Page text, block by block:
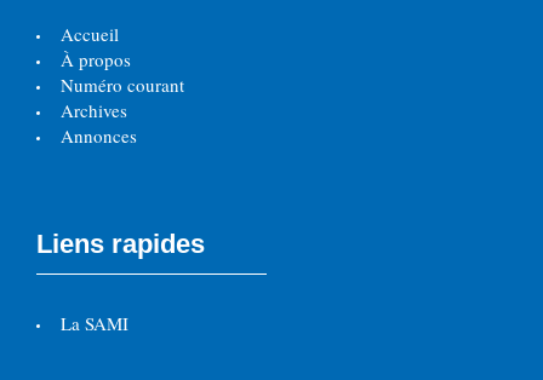
Accueil
À propos
Numéro courant
Archives
Annonces
Liens rapides
La SAMI